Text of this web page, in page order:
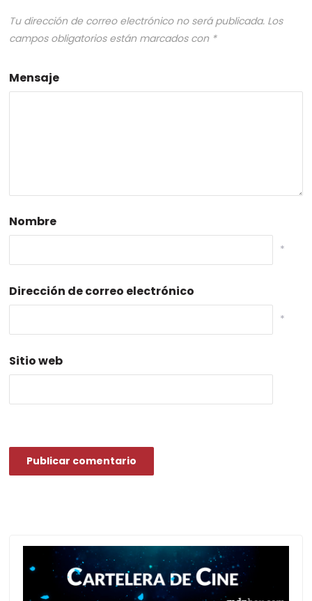
Tu dirección de correo electrónico no será publicada. Los
campos obligatorios están marcados con *
Mensaje
Nombre
*
Dirección de correo electrónico
*
Sitio web